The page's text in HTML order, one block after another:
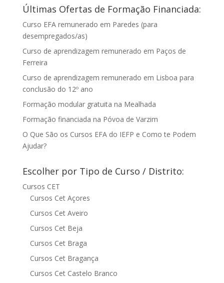
Últimas Ofertas de Formação Financiada:
Curso EFA remunerado em Paredes (para
desempregados/as)
Curso de aprendizagem remunerado em Paços de
Ferreira
Curso de aprendizagem remunerado em Lisboa para
conclusão do 12º ano
Formação modular gratuita na Mealhada
Formação financiada na Póvoa de Varzim
O Que São os Cursos EFA do IEFP e Como te Podem
Ajudar?
Escolher por Tipo de Curso / Distrito:
Cursos CET
Cursos Cet Açores
Cursos Cet Aveiro
Cursos Cet Beja
Cursos Cet Braga
Cursos Cet Bragança
Cursos Cet Castelo Branco